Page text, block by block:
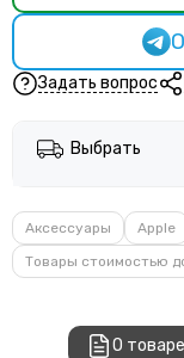
Задать вопрос
Выбрать
Аксессуары Apple
Товары стоимостью
О товаре